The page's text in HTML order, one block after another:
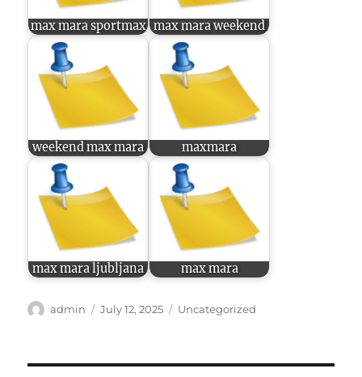
max mara sportmax max mara weekend
weekend max mara maxmara
max mara ljubljana max mara
Author
admin
Posted
July 12, 2025 Categories
Uncategorized